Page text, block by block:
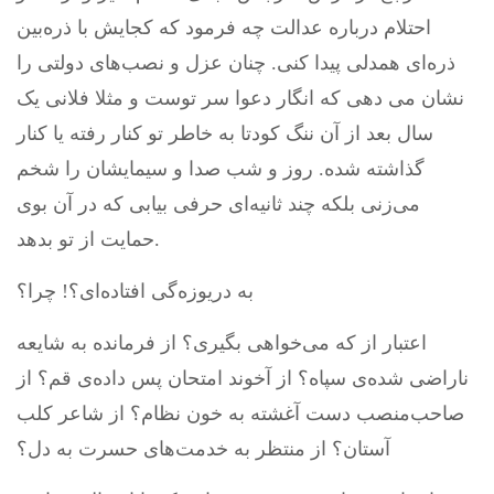
احتلام درباره عدالت چه فرمود که کجایش با ذره‌بین
ذره‌ای همدلی پیدا کنی. چنان عزل و نصب‌های دولتی را
نشان می دهی که انگار دعوا سر توست و مثلا فلانی یک
سال بعد از آن ننگ کودتا به خاطر تو کنار رفته یا کنار
گذاشته شده. روز و شب صدا و سیمایشان را شخم
می‌زنی بلکه چند ثانیه‌ای حرفی بیابی که در آن بوی
حمایت از تو بدهد.
به دریوزه‌گی افتاده‌ای؟! چرا؟
اعتبار از که می‌خواهی بگیری؟ از فرمانده به شایعه
ناراضی شده‌ی سپاه؟ از آخوند امتحان پس داده‌ی قم؟ از
صاحب‌منصب دست آغشته به خون نظام؟ از شاعر کلب
آستان؟ از منتظر به خدمت‌های حسرت به دل؟